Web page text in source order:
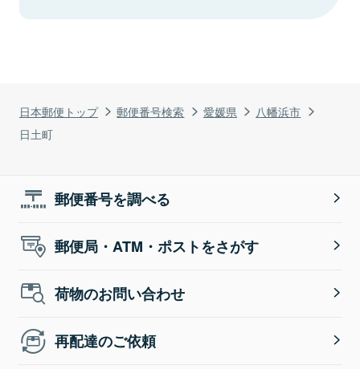
日本郵便トップ 郵便番号検索 愛媛県
八幡浜市
日土町
郵便番号を調べる
郵便局・ATM・ポストをさがす
荷物のお問い合わせ
再配達のご依頼